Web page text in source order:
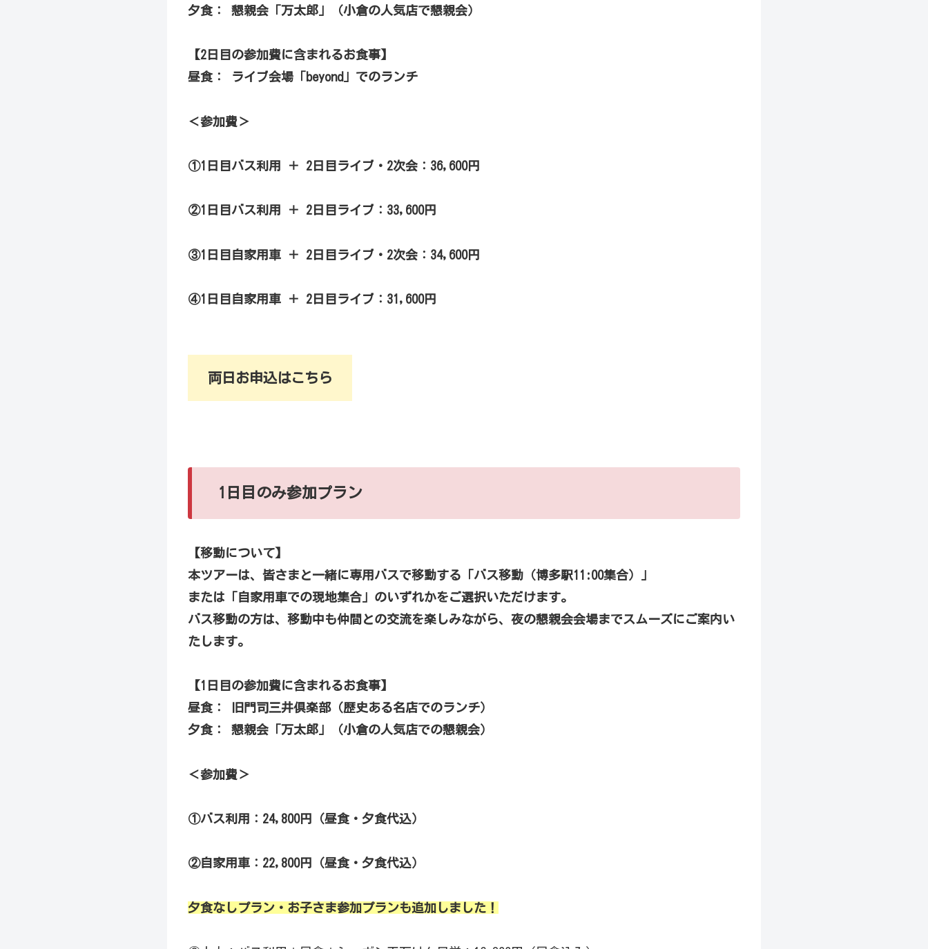
夕食： 懇親会「万太郎」（小倉の人気店で懇親会）
【2日目の参加費に含まれるお食事】
昼食： ライブ会場「beyond」でのランチ
＜参加費＞
①1日目バス利用 ＋ 2日目ライブ・2次会：36,600円
②1日目バス利用 ＋ 2日目ライブ：33,600円
③1日目自家用車 ＋ 2日目ライブ・2次会：34,600円
④1日目自家用車 ＋ 2日目ライブ：31,600円
両日お申込はこちら
1日目のみ参加プラン
【移動について】
本ツアーは、皆さまと一緒に専用バスで移動する「バス移動（博多駅11:00集合）」
または「自家用車での現地集合」のいずれかをご選択いただけます。
バス移動の方は、移動中も仲間との交流を楽しみながら、夜の懇親会会場までスムーズにご案内い
たします。
【1日目の参加費に含まれるお食事】
昼食： 旧門司三井倶楽部（歴史ある名店でのランチ）
夕食： 懇親会「万太郎」（小倉の人気店での懇親会）
＜参加費＞
①バス利用：24,800円（昼食・夕食代込）
②自家用車：22,800円（昼食・夕食代込）
夕食なしプラン・お子さま参加プランも追加しました！